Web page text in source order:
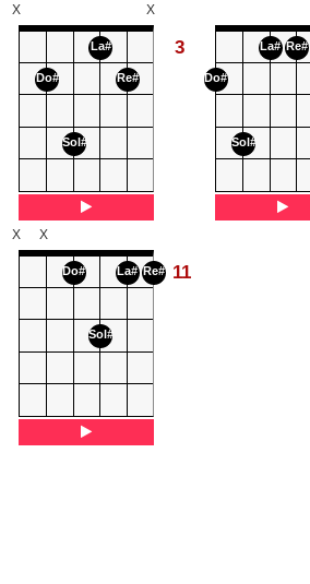
Do#
Sol#
La#
Re#
X X
3
Do#
Sol#
La# Re#
Do#
Sol#
La# Re#
X X
11